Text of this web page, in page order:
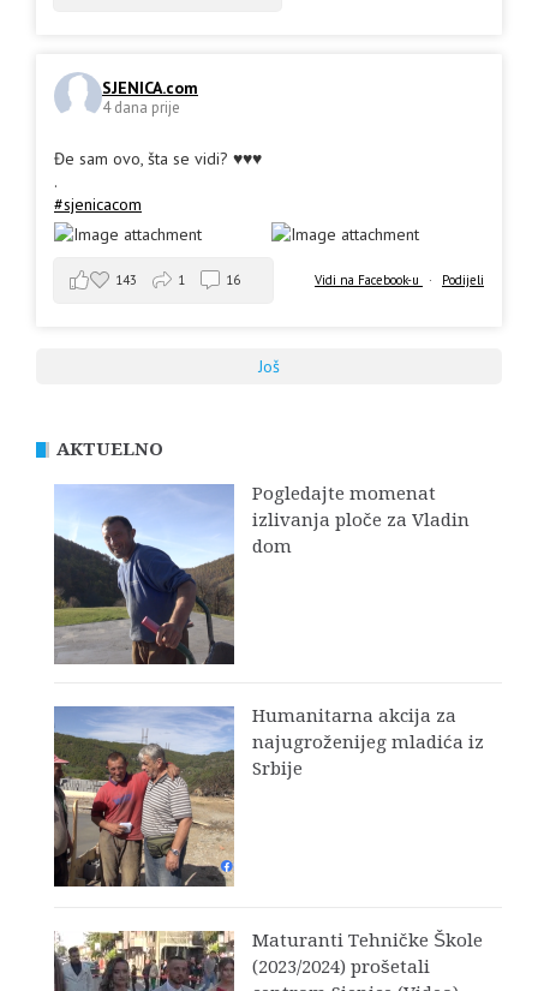
SJENICA.com
4 dana prije
Đe sam ovo, šta se vidi? ♥️♥️♥️
.
#sjenicacom
Vidi na Facebook-u · Podijeli
143 1 16
Još
AKTUELNO
Pogledajte momenat
izlivanja ploče za Vladin
dom
Humanitarna akcija za
najugroženijeg mladića iz
Srbije
Maturanti Tehničke Škole
(2023/2024) prošetali